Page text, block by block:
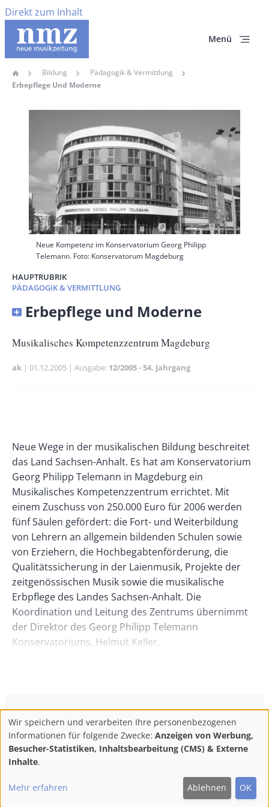
Direkt zum Inhalt
Menü
Pfadnavigation
Home Bildung
Pädagogik & Vermittlung
Erbepflege Und Moderne
Neue Kompetenz im Konservatorium Georg Philipp
Telemann. Foto: Konservatorum Magdeburg
HAUPTRUBRIK
PÄDAGOGIK & VERMITTLUNG
Banner
Size
Erbepflege und Moderne
Untertitel
Musikalisches Kompetenzzentrum Magdeburg
ak Publikationsdatum
01.12.2005 Ausgabe 12/2005 - 54. Jahrgang
Rectangle
Right
Body
Neue Wege in der musikalischen Bildung beschreitet
das Land Sachsen-Anhalt. Es hat am Konservatorium
Georg Philipp Telemann in Magdeburg ein
Musikalisches Kompetenzzentrum errichtet. Mit
einem Zuschuss von 250.000 Euro für 2006 werden
fünf Säulen gefördert: die Fort- und Weiterbildung
von Lehrern an allgemein bildenden Schulen sowie
von Erziehern, die Hochbegabtenförderung, die
Qualitätssicherung in der Laienmusik, Projekte der
zeitgenössischen Musik sowie die musikalische
Erbpflege des Landes Sachsen-Anhalt. Die
Koordination und Leitung des Zentrums übernimmt
der Direktor des Georg Philipp Telemann
Konservatoriums, Helmut Keller.
gegenüber anderen Bundesländern kompensiert. Mit
der Erweiterung des Profils des Magdeburger
Konservatoriums gelte es, die besten Erfahrungen
aus der musikpädagogischen und wissenschaftlichen
machen.
Footer
ConBrio Kulturmedienhaus AGB
Datenschutz
Impressum
Info & Kontakt
Abo kündigen / Widerruf der Bestellung
Use
of
personal
data
and
Wir speichern und verarbeiten Ihre personenbezogenen
Informationen für folgende Zwecke: Anzeigen von Werbung,
Besucher-Statistiken, Inhaltsbearbeitung (CMS) & Externe
Inhalte.
Mehr erfahren Ablehnen OK